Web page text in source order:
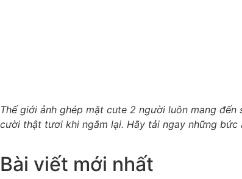
Thế giới ảnh ghép mặt cute 2 người luôn mang
cười thật tươi khi ngắm lại. Hãy tải ngay những
Bài viết mới nhất